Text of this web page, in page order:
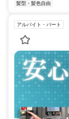
髪型・髪色自由
アルバイト・パート